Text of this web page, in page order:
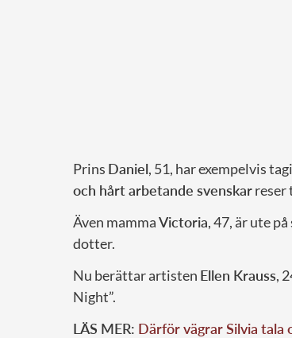
Prins Daniel, 51, har exempelvis
och hårt arbetande svenskarreser
Även mammaVictoria, 47, är ute
dotter.
Nu berättar artisten Ellen Krauss,
Night”.
LÄS MER: Därför vägrar Silvia tala